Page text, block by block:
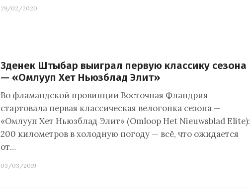
29/02/2020
Зденек Штыбар выиграл первую классику сезона
— «Омлууп Хет Ньюзблад Элит»
Во фламандской провинции Восточная Фландрия
стартовала первая классическая велогонка сезона —
«Омлууп Хет Ньюзблад Элит» (Omloop Het Nieuwsblad Elite):
200 километров в холодную погоду — всё, что ожидается
от…
03/03/2019